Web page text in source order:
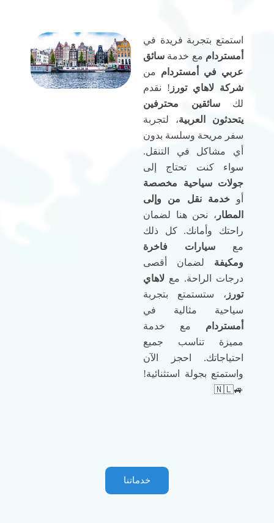
استمتع بتجربة فريدة في
أمستردام مع خدمة سائق
عربي في أمستردام من
شركة لاهاي تورز ! نقدم
لكسائقين محترفين
يتحدثون العربية، لتجربة
سفر مريحة وسلسة بدون
أي مشاكل في التنقل.
سواء كنت تحتاج إلى
جولات سياحية مخصصة
أوخدمة نقل من وإلى
المطار ، نحن هنا لضمان
راحتك وأمانك. كل ذلك
مع سيارات فاخرة
ومكيفة لضمان أقصى
درجات الراحة. مع لاهاي
تورز ، ستستمتع بتجربة
سياحية مثالية في
أمستردام مع خدمة
مميزة تناسب جميع
احتياجاتك. احجز الآن
واستمتع بجولة استثنائية!
🚙🇳🇱
خدماتنا